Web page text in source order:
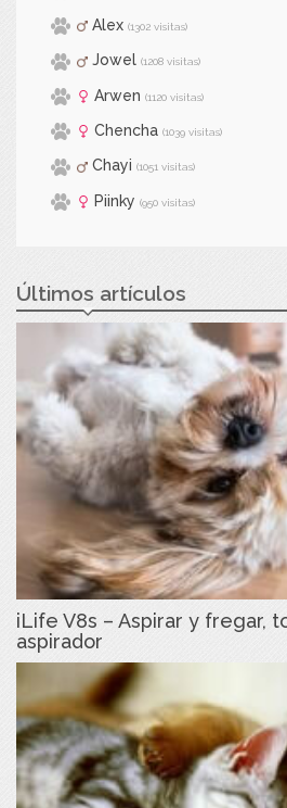
Alex (1302 visitas)
Jowel (1208 visitas)
Arwen (1120 visitas)
Chencha (1039 visitas)
Chayi (1051 visitas)
Piinky (950 visitas)
Últimos artículos
iLife V8s – Aspirar y fregar,
aspirador